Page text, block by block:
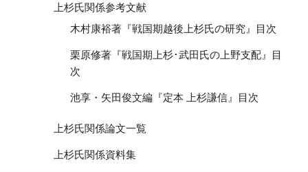
上杉氏関係参考文献
木村康裕著『戦国期越後上杉氏の研究』目次
栗原修著『戦国期上杉･武田氏の上野支配』目
次
池享・矢田俊文編『定本 上杉謙信』目次
上杉氏関係論文一覧
上杉氏関係資料集